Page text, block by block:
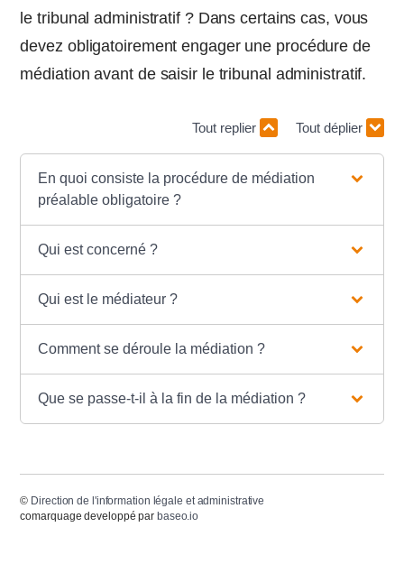
le tribunal administratif ? Dans certains cas, vous
devez obligatoirement engager une procédure de
médiation avant de saisir le tribunal administratif.
Tout replier Tout déplier
En quoi consiste la procédure de médiation
préalable obligatoire ?
Qui est concerné ?
Qui est le médiateur ?
Comment se déroule la médiation ?
Que se passe-t-il à la fin de la médiation ?
© Direction de l'information légale et administrative
comarquage developpé par baseo.io